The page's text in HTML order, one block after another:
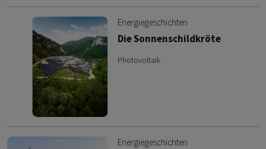
Energiegeschichten
Die Sonnenschildkröte
Photovoltaik
Energiegeschichten